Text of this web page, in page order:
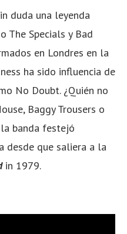
duda una leyenda
The Specials y Bad
en Londres en la
ha sido influencia de
No Doubt. ¿Quién no
Baggy Trousers o
banda festejó
desde que saliera a la
in 1979.